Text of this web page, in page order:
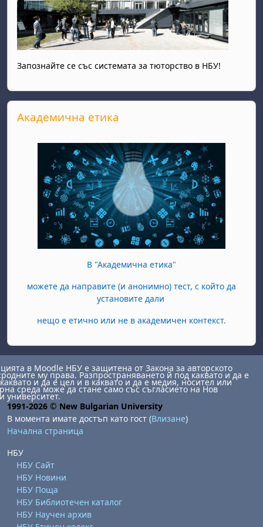
Запознайте се със системата за тюторство в НБУ!
Прескочи Академична етика
Академична етика
В "Академична етика"
можете да направите (и анонимно) тест, с който да
установите дали
нещо е етично или не в академичен контекст.
в Moodle НБУ е защитена от Закона за авторското
му права. Разпространяването й под каквато и да е
и да е цел и в каквато и да е медия, носител или
среда може да стане само със съгласието на Нов
университет.
1991-2026 © New Bulgarian University
В момента имате достъп като гост (Влизане)
Начална страница
НБУ
НБУ Сайт
НБУ Новини
НБУ Поща
НБУ Библиотечен каталог
НБУ Научен архив